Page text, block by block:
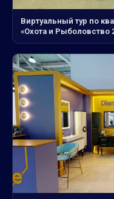
Виртуальный тур по
«Охота и Рыболовство